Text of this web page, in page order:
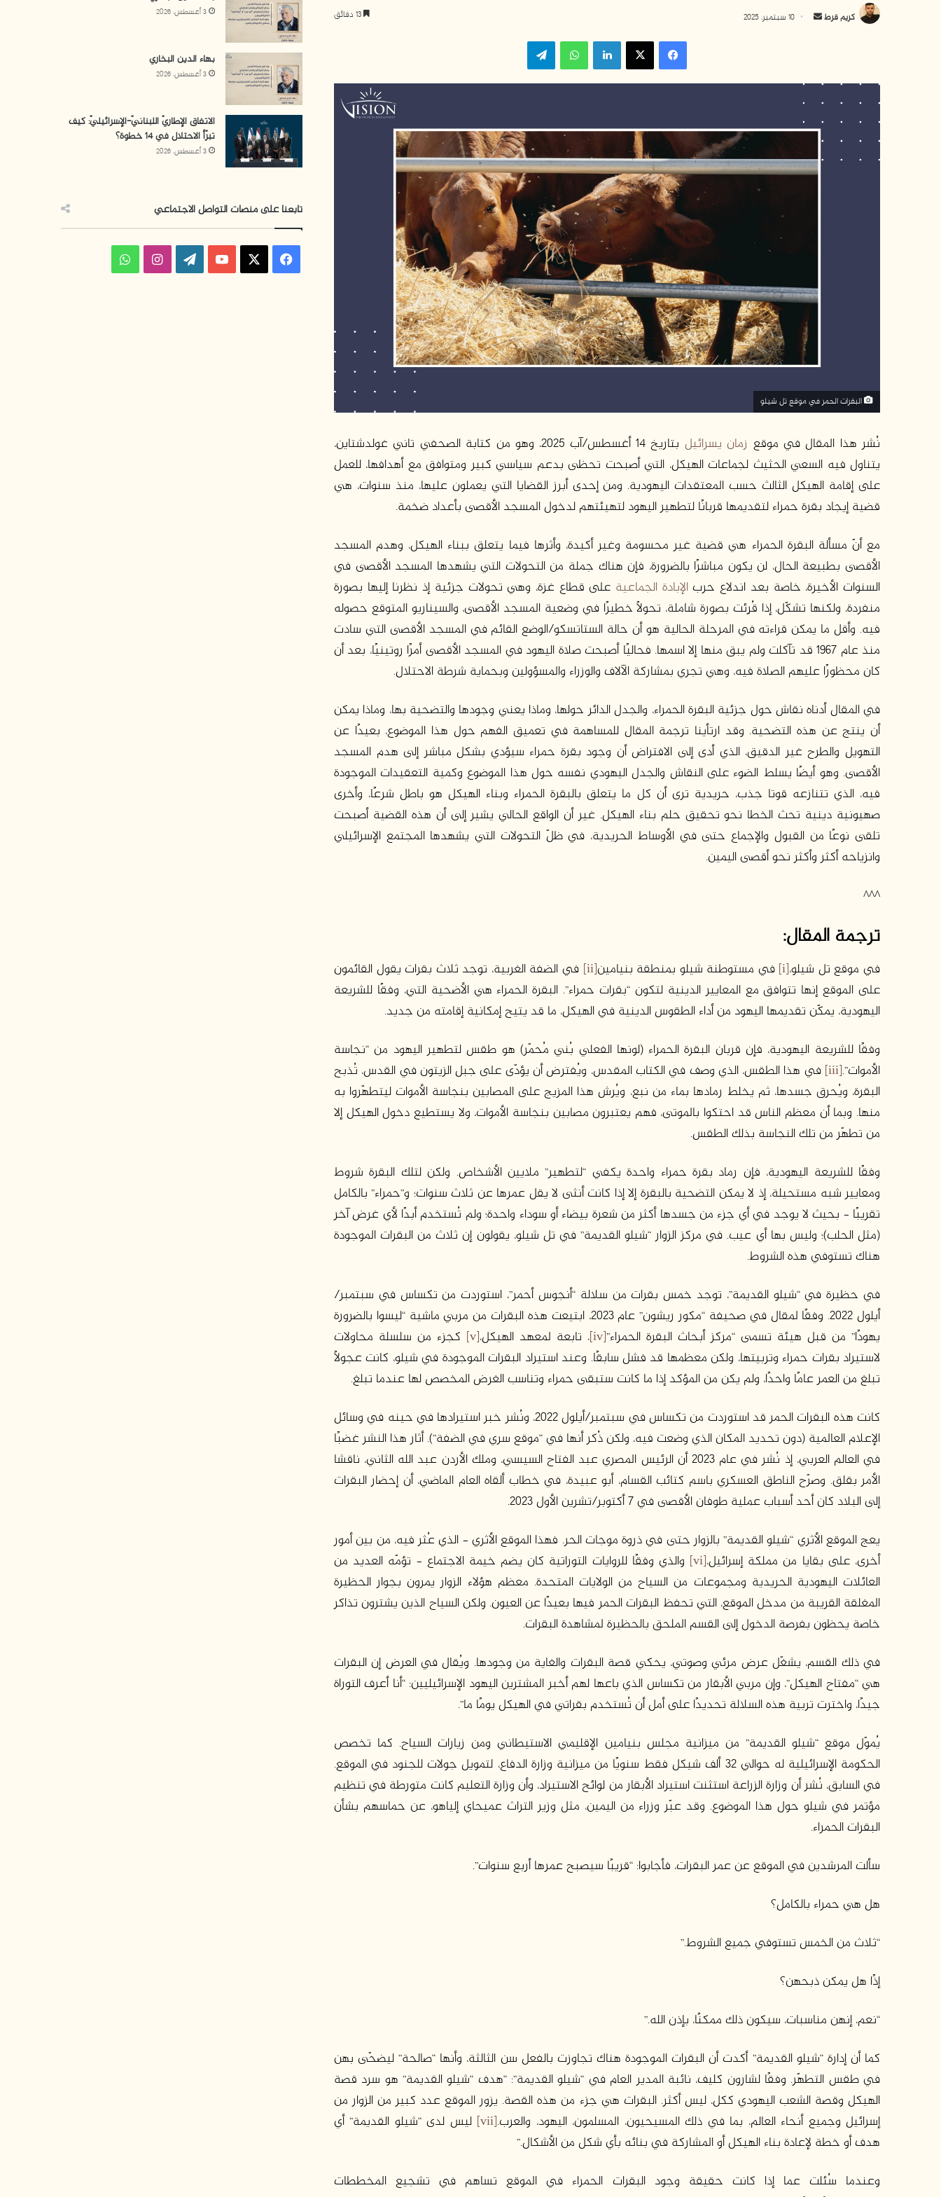
كريم قرط
أرسل 10 سبتمبر، 2025
فيسبوك ‫X لينكدإن واتساب تيلقرام
البقرات الحمر في موقع تل شيلو
نُشر هذا المقال في موقع زمان يسرائيل
بتاريخ 14 أغسطس/آب 2025، وهو من كتابة الصحفي تاني غولدشتاين،
يتناول فيه السعي الحثيث لجماعات الهيكل، التي أصبحت تحظى بدعم سياسي كبير ومتوافق مع أهدافها، للعمل
على إقامة الهيكل الثالث حسب المعتقدات اليهودية. ومن إحدى أبرز القضايا التي يعملون عليها، منذ سنوات، هي
قضية إيجاد بقرة حمراء لتقديمها قربانًا لتطهير اليهود لتهيئتهم لدخول المسجد الأقصى بأعداد ضخمة.
مع أنّ مسألة البقرة الحمراء هي قضية غير محسومة وغير أكيدة، وأثرها فيما يتعلق ببناء الهيكل، وهدم المسجد
الأقصى بطبيعة الحال، لن يكون مباشرًا بالضرورة، فإن هناك جملة من التحولات التي يشهدها المسجد الأقصى في
السنوات الأخيرة، خاصة بعد اندلاع حرب الإبادة الجماعية على قطاع غزة، وهي تحولات جزئية إذ نظرنا إليها بصورة
منفردة، ولكنها تشكّل، إذا قُرِئت بصورة شاملة، تحولًا خطيرًا في وضعية المسجد الأقصى، والسيناريو المتوقع حصوله
فيه. وأقل ما يمكن قراءته في المرحلة الحالية هو أن حالة الستاتسكو/الوضع القائم في المسجد الأقصى التي سادت
منذ عام 1967 قد تآكلت ولم يبق منها إلا اسمها. فحاليًا أصبحت صلاة اليهود في المسجد الأقصى أمرًا روتينيًا، بعد أن
كان محظورًا عليهم الصلاة فيه، وهي تجري بمشاركة الآلاف والوزراء والمسؤولين وبحماية شرطة الاحتلال.
في المقال أدناه نقاش حول جزئية البقرة الحمراء، والجدل الدائر حولها، وماذا يعني وجودها والتضحية بها، وماذا يمكن
أن ينتج عن هذه التضحية. وقد ارتأينا ترجمة المقال للمساهمة في تعميق الفهم حول هذا الموضوع، بعيدًا عن
التهويل والطرح غير الدقيق، الذي أدى إلى الافتراض أن وجود بقرة حمراء سيؤدي بشكل مباشر إلى هدم المسجد
الأقصى. وهو أيضًا يسلط الضوء على النقاش والجدل اليهودي نفسه حول هذا الموضوع وكمية التعقيدات الموجودة
فيه، الذي تتنازعه قوتا جذب، حريدية ترى أن كل ما يتعلق بالبقرة الحمراء وبناء الهيكل هو باطل شرعًا، وأخرى
صهيونية دينية تحث الخطا نحو تحقيق حلم بناء الهيكل. غير أن الواقع الحالي يشير إلى أن هذه القضية أصبحت
تلقى نوعًا من القبول والإجماع حتى في الأوساط الحريدية، في ظلّ التحولات التي يشهدها المجتمع الإسرائيلي
وانزياحه أكثر وأكثر نحو أقصى اليمين.
^^^
ترجمة المقال:
في موقع تل شيلو،[i] في مستوطنة شيلو بمنطقة بنيامين[ii]
في الضفة الغربية، توجد ثلاث بقرات يقول القائمون
على الموقع إنها تتوافق مع المعايير الدينية لتكون “بقرات حمراء”. البقرة الحمراء هي الأضحية التي، وفقًا للشريعة
اليهودية، يمكّن تقديمها اليهود من أداء الطقوس الدينية في الهيكل، ما قد يتيح إمكانية إقامته من جديد.
وفقًا للشريعة اليهودية، فإن قربان البقرة الحمراء (لونها الفعلي بُني مُحمّر) هو طقس لتطهير اليهود من “نجاسة
الأموات”.[iii]
في هذا الطقس، الذي وصف في الكتاب المقدس، ويُفترض أن يؤدّى على جبل الزيتون في القدس، تُذبح
البقرة، ويُحرق جسدها، ثم يخلط رمادها بماء من نبع، ويُرش هذا المزيج على المصابين بنجاسة الأموات ليتطهّروا به
منها. وبما أن معظم الناس قد احتكوا بالموتى، فهم يعتبرون مصابين بنجاسة الأموات، ولا يستطيع دخول الهيكل إلا
من تطهّر من تلك النجاسة بذلك الطقس.
وفقًا للشريعة اليهودية، فإن رماد بقرة حمراء واحدة يكفي “لتطهير” ملايين الأشخاص. ولكن لتلك البقرة شروط
ومعايير شبه مستحيلة، إذ لا يمكن التضحية بالبقرة إلا إذا كانت أنثى لا يقل عمرها عن ثلاث سنوات؛ و”حمراء” بالكامل
تقريبًا – بحيث لا يوجد في أي جزء من جسدها أكثر من شعرة بيضاء أو سوداء واحدة؛ ولم تُستخدم أبدًا لأي غرض آخر
(مثل الحلب)؛ وليس بها أي عيب. في مركز الزوار “شيلو القديمة” في تل شيلو، يقولون إن ثلاث من البقرات الموجودة
هناك تستوفي هذه الشروط.
في حظيرة في “شيلو القديمة”، توجد خمس بقرات من سلالة “أنجوس أحمر”، استوردت من تكساس في سبتمبر/
أيلول 2022. وفقًا لمقال في صحيفة “مكور ريشون” عام 2023، ابتيعت هذه البقرات من مربي ماشية “ليسوا بالضرورة
يهودًا” من قبل هيئة تسمى “مركز أبحاث البقرة الحمراء”[iv] ، تابعة لمعهد الهيكل،[v]
كجزء من سلسلة محاولات
لاستيراد بقرات حمراء وتربيتها، ولكن معظمها قد فشل سابقًا. وعند استيراد البقرات الموجودة في شيلو، كانت عجولًا
تبلغ من العمر عامًا واحدًا، ولم يكن من المؤكد إذا ما كانت ستبقى حمراء وتناسب الغرض المخصص لها عندما تبلغ.
كانت هذه البقرات الحمر قد استوردت من تكساس في سبتمبر/أيلول 2022، ونُشر خبر استيرادها في حينه في وسائل
الإعلام العالمية (دون تحديد المكان الذي وضعت فيه، ولكن ذُكر أنها في “موقع سري في الضفة”). أثار هذا النشر غضبًا
في العالم العربي، إذ نُشر في عام 2023 أن الرئيس المصري عبد الفتاح السيسي، وملك الأردن عبد الله الثاني، ناقشا
الأمر بقلق. وصرّح الناطق العسكري باسم كتائب القسام، أبو عبيدة، في خطاب ألقاه العام الماضي، أن إحضار البقرات
إلى البلاد كان أحد أسباب عملية طوفان الأقصى في 7 أكتوبر/تشرين الأول 2023.
يعج الموقع الأثري “شيلو القديمة” بالزوار حتى في ذروة موجات الحر. فهذا الموقع الأثري – الذي عُثر فيه، من بين أمور
أخرى، على بقايا من مملكة إسرائيل،[vi]
والذي وفقًا للروايات التوراتية كان يضم خيمة الاجتماع – تؤمّه العديد من
العائلات اليهودية الحريدية ومجموعات من السياح من الولايات المتحدة. معظم هؤلاء الزوار يمرون بجوار الحظيرة
المغلقة القريبة من مدخل الموقع، التي تحفظ البقرات الحمر فيها بعيدًا عن العيون. ولكن السياح الذين يشترون تذاكر
خاصة يحظون بفرصة الدخول إلى القسم الملحق بالحظيرة لمشاهدة البقرات.
في ذلك القسم، يشغّل عرض مرئي وصوتي، يحكي قصة البقرات والغاية من وجودها. ويُقال في العرض إن البقرات
هي “مفتاح الهيكل”، وإن مربي الأبقار من تكساس الذي باعها لهم أخبر المشترين اليهود الإسرائيليين: “أنا أعرف التوراة
جيدًا، واخترت تربية هذه السلالة تحديدًا على أمل أن تُستخدم بقراتي في الهيكل يومًا ما”.
يُموّل موقع “شيلو القديمة” من ميزانية مجلس بنيامين الإقليمي الاستيطاني ومن زيارات السياح. كما تخصص
الحكومة الإسرائيلية له حوالي 32 ألف شيكل فقط سنويًا من ميزانية وزارة الدفاع، لتمويل جولات للجنود في الموقع.
في السابق، نُشر أن وزارة الزراعة استثنت استيراد الأبقار من لوائح الاستيراد، وأن وزارة التعليم كانت متورطة في تنظيم
مؤتمر في شيلو حول هذا الموضوع. وقد عبّر وزراء من اليمين، مثل وزير التراث عميحاي إلياهو، عن حماسهم بشأن
البقرات الحمراء.
سألت المرشدين في الموقع عن عمر البقرات، فأجابوا: “قريبًا سيصبح عمرها أربع سنوات”.
هل هي حمراء بالكامل؟
“ثلاث من الخمس تستوفي جميع الشروط.”
إذًا هل يمكن ذبحهن؟
“نعم، إنهن مناسبات، سيكون ذلك ممكنًا، بإذن الله.”
كما أن إدارة “شيلو القديمة” أكدت أن البقرات الموجودة هناك تجاوزت بالفعل سن الثالثة، وأنها “صالحة” ليضحّى بهن
في طقس التطهّر. وفقًا لشارون كليف، نائبة المدير العام في “شيلو القديمة”: “هدف “شيلو القديمة” هو سرد قصة
الهيكل وقصة الشعب اليهودي ككل، ليس أكثر. البقرات هي جزء من هذه القصة. يزور الموقع عدد كبير من الزوار من
إسرائيل وجميع أنحاء العالم، بما في ذلك المسيحيون، المسلمون، اليهود، والعرب.[vii]
ليس لدى “شيلو القديمة” أي
هدف أو خطة لإعادة بناء الهيكل أو المشاركة في بنائه بأي شكل من الأشكال.”
وعندما سُئلت عما إذا كانت حقيقة وجود البقرات الحمراء في الموقع تساهم في تشجيع المخططات
3 أغسطس، 2026
بهاء الدين البخاري
3 أغسطس، 2026
الاتفاق الإطاريّ اللبنانيّ-الإسرائيليّ: كيف
تبرّأ الاحتلال في 14 خطوة؟
3 أغسطس، 2026
تابعنا على منصات التواصل الاجتماعي
فيسبوك ‫YouTube
‫WordPress
انستقرامواتساب